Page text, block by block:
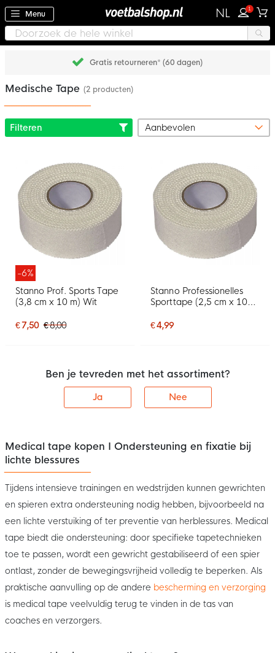
Menu NL 1
Gratis retourneren* (60 dagen)
Medische Tape (2 producten)
Filteren
-6%
Stanno Prof. Sports Tape
(3,8 cm x 10 m) Wit
€ 7,50 € 8,00
Stanno Professionelles
Sporttape (2,5 cm x 10
€ 4,99
Ben je tevreden met het assortiment?
Ja Nee
Medical tape kopen I Ondersteuning en fixatie bij
lichte blessures
Tijdens intensieve trainingen en wedstrijden kunnen gewrichten
en spieren extra ondersteuning nodig hebben, bijvoorbeeld na
een lichte verstuiking of ter preventie van herblessures. Medical
tape biedt die ondersteuning: door specifieke tapetechnieken
toe te passen, wordt een gewricht gestabiliseerd of een spier
ontlast, zonder de bewegingsvrijheid volledig te beperken. Als
praktische aanvulling op de andere bescherming en verzorging
is medical tape veelvuldig terug te vinden in de tas van
coaches en verzorgers.